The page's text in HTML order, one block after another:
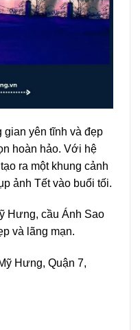
gian yên tĩnh và đẹp
hoàn hảo. Với hệ
ra một khung cảnh
ảnh Tết vào buổi tối.
Hưng, cầu Ánh Sao
và lãng mạn.
Hưng, Quận 7,